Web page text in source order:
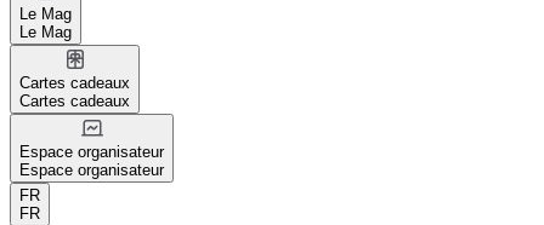
Le Mag
Le Mag
Cartes cadeaux
Cartes cadeaux
Espace organisateur
Espace organisateur
FR
FR